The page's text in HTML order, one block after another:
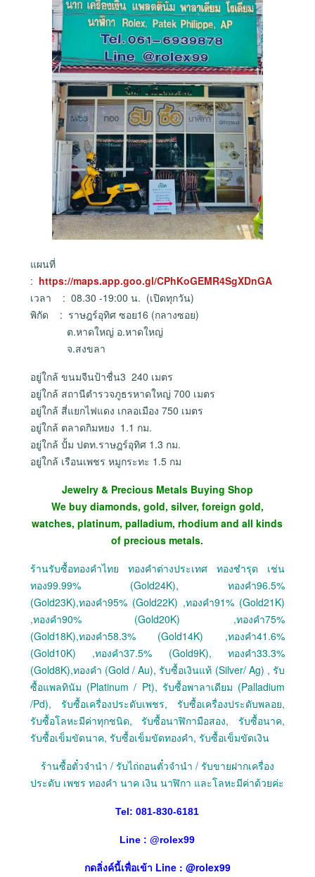
แผนที่
: https://maps.app.goo.gl/CPhKoGEMR4SgXDnGA
เวลา : 08.30 -19:00 น. (เปิดทุกวัน)
พิกัด : ราษฎร์อุทิศ ซอย16 (กลางซอย)
ต.หาดใหญ่ อ.หาดใหญ่
จ.สงขลา
อยู่ใกล้ ขนมจีนป้าชื่น3 240 เมตร
อยู่ใกล้ สถานีตำรวจภูธรหาดใหญ่ 700 เมตร
อยู่ใกล้ สี่แยกไฟแดง เกลอเมือง 750 เมตร
อยู่ใกล้ ตลาดกิมหยง 1.1 กม.
อยู่ใกล้ ปั้ม ปตท.ราษฎร์อุทิศ 1.3 กม.
อยู่ใกล้ เรือนเพชร หมูกระทะ 1.5 กม
Jewelry & Precious Metals Buying Shop
We buy diamonds, gold, silver, foreign gold,
watches, platinum, palladium, rhodium and all kinds
of precious metals.
ร้านรับซื้อทองคำไทย ทองคำต่างประเทศ ทองชำรุด เช่น
ทอง99.99% (Gold24K), ทองคำ96.5%
(Gold23K),ทองคำ95% (Gold22K) ,ทองคำ91% (Gold21K)
,ทองคำ90% (Gold20K) ,ทองคำ75%
(Gold18K),ทองคำ58.3% (Gold14K) ,ทองคำ41.6%
(Gold10K) ,ทองคำ37.5% (Gold9K), ทองคำ33.3%
(Gold8K),ทองคำ (Gold / Au), รับซื้อเงินแท้ (Silver/ Ag) , รับ
ซื้อแพลทินัม (Platinum / Pt), รับซื้อพาลาเดียม (Palladium
/Pd), รับซื้อเครื่องประดับเพชร, รับซื้อเครื่องประดับพลอย,
รับซื้อโลหะมีค่าทุกชนิด, รับซื้อนาฬิกามือสอง, รับซื้อนาค,
รับซื้อเข็มขัดนาค, รับซื้อเข็มขัดทองคำ, รับซื้อเข็มขัดเงิน
ร้านซื้อตั๋วจำนำ / รับไถ่ถอนตั๋วจำนำ / รับขายฝากเครื่อง
ประดับ เพชร ทองคำ นาค เงิน นาฬิกา และโลหะมีค่าด้วยค่ะ
Tel: 081-830-6181
Line : @rolex99
กดลิ่งค์นี้เพื่อเข้า Line : @rolex99